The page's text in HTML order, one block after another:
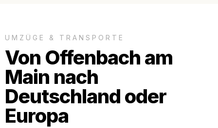
UMZÜGE & TRANSPORTE
Von Offenbach am
Main nach
Deutschland oder
Europa